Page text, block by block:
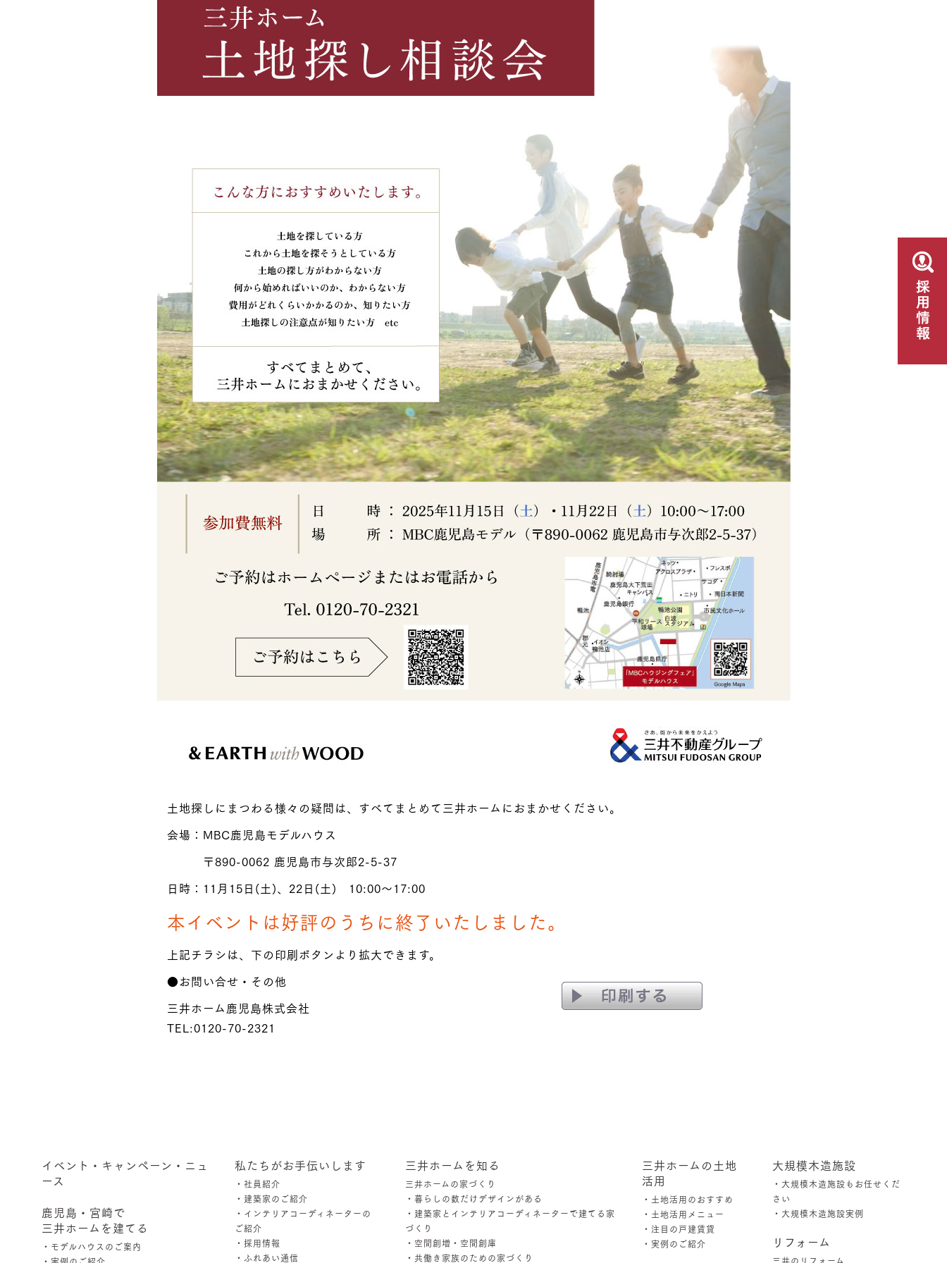
土地探しにまつわる様々の疑問は、すべてまとめて三井ホームにおまかせください。
会場：MBC鹿児島モデルハウス
〒890-0062 鹿児島市与次郎2-5-37
日時：11月15日(土)、22日(土) 10:00～17:00
本イベントは好評のうちに終了いたしました。
上記チラシは、下の印刷ボタンより拡大できます。
●お問い合せ・その他
三井ホーム鹿児島株式会社
TEL:0120-70-2321
イベント・キャンペーン・ニュ
ース
鹿児島・宮崎で
三井ホームを建てる
・モデルハウスのご案内
私たちがお手伝いします
・社員紹介
・建築家のご紹介
・インテリアコーディネーターの
ご紹介
・採用情報
・ふれあい通信
三井ホームを知る
三井ホームの家づくり
・暮らしの数だけデザインがある
・建築家とインテリアコーディネーターで建てる家
づくり
・空間創増・空間創庫
・共働き家族のための家づくり
三井ホームの土地
活用
・土地活用のおすすめ
・土地活用メニュー
・注目の戸建賃貸
・実例のご紹介
大規模木造施設
・大規模木造施設もお任せくだ
さい
・大規模木造施設実例
リフォーム
三井のリフォーム